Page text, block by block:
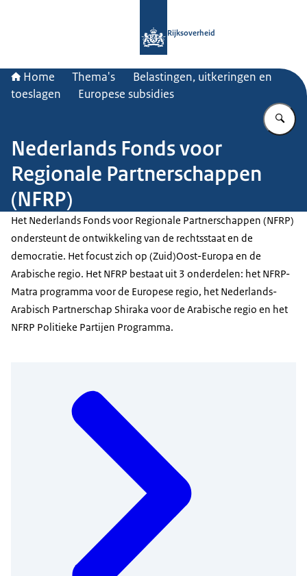
Rijksoverheid
Home Thema's
Belastingen, uitkeringen en
toeslagen
Europese subsidies
Nederlands Fonds voor
Regionale Partnerschappen
(NFRP)
Het Nederlands Fonds voor Regionale Partnerschappen (NFRP)
ondersteunt de ontwikkeling van de rechtsstaat en de
democratie. Het focust zich op (Zuid)Oost-Europa en de
Arabische regio. Het NFRP bestaat uit 3 onderdelen: het NFRP-
Matra programma voor de Europese regio, het Nederlands-
Arabisch Partnerschap Shiraka voor de Arabische regio en het
NFRP Politieke Partijen Programma.